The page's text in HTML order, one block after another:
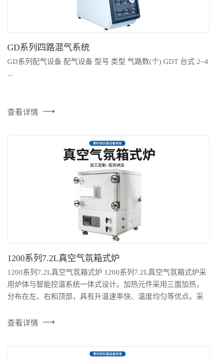
GD系列四路混气系统
GD系列配气设备 配气设备 型号 类型 气路数(个) GDT 台式 2~4
...
查看详情
1200系列7.2L真空气氛箱式炉
1200系列7.2L真空气氛箱式炉 1200系列7.2L真空气氛箱式炉采
用炉体与智能控温系统一体式设计。加热元件采用三面加热，
分布在左、右和顶部，具有升温速率快、温度均匀等优点。采
率。此外设备还配备急停按钮，超温报警功能，提高了设备使
产品参数： 项目/ 型号：BFV-1200-7.2L ...
查看详情